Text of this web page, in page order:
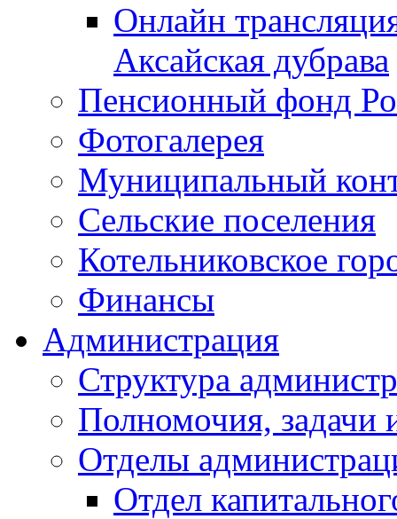
Онлайн
Аксайская дубрава
Пенсионный фонд
Фотогалерея
Муниципальный
Сельские поселения
Котельниковское
Финансы
Администрация
Структура
Полномочия, задачи
Отделы
Отдел